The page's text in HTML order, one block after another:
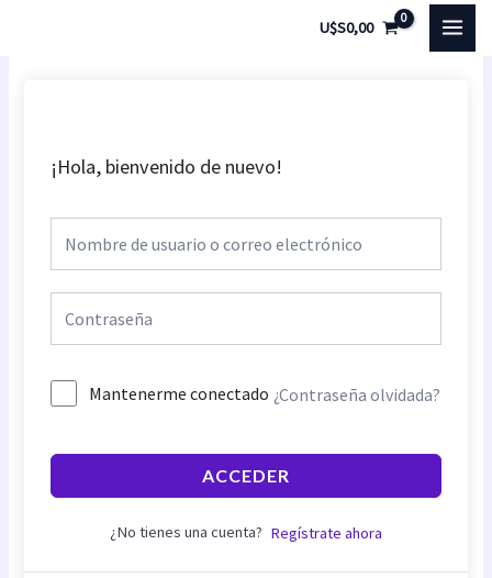
U$S0,00
¡Hola, bienvenido de nuevo!
Mantenerme conectado ¿Contraseña olvidada?
ACCEDER
¿No tienes una cuenta? Regístrate ahora